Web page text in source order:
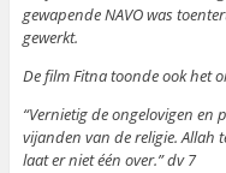
gewapende NAVO was
gewerkt.
De film Fitna toonde ook het
“Vernietig de ongelovigen en
vijanden van de religie. Allah
laat er niet één over.” dv 7